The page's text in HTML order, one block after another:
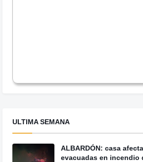
ULTIMA SEMANA
ALBARDÓN: casa
evacuadas en incendio